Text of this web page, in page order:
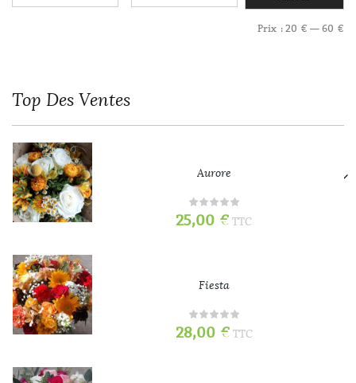
Prix : 20 € — 60 €
Top Des Ventes
Aurore
25,00 € TTC
Fiesta
28,00 € TTC